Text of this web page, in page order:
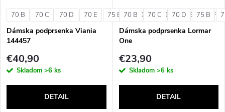
70 B 70 C 70 D 70 E 75 B 75 C 75 D 75 E 75 F
Dámska podprsenka Viania
144457
€40,90
Skladom >6 ks
DETAIL
70 B 70 C 70 D 75 B
Dámska podprsenka Lormar
One
€23,90
Skladom >6 ks
DETAIL